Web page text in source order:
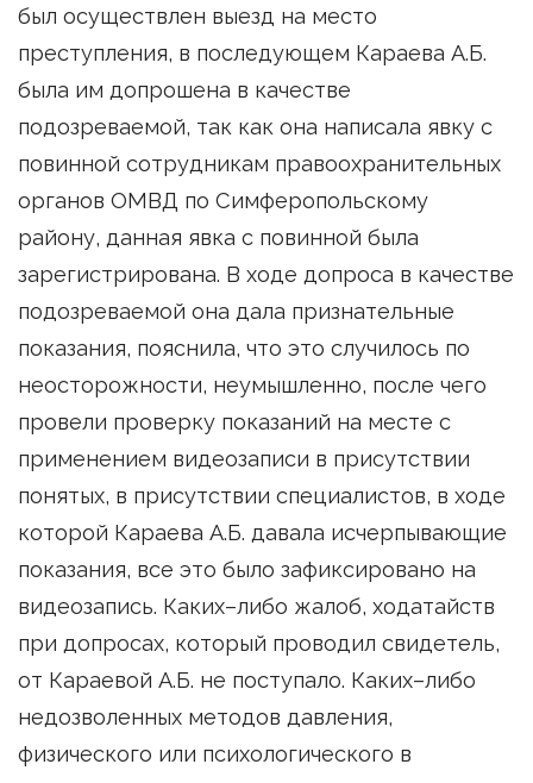
был осуществлен выезд на место
преступления, в последующем Караева А.Б.
была им допрошена в качестве
подозреваемой, так как она написала явку с
повинной сотрудникам правоохранительных
органов ОМВД по Симферопольскому
району, данная явка с повинной была
зарегистрирована. В ходе допроса в качестве
подозреваемой она дала признательные
показания, пояснила, что это случилось по
неосторожности, неумышленно, после чего
провели проверку показаний на месте с
применением видеозаписи в присутствии
понятых, в присутствии специалистов, в ходе
которой Караева А.Б. давала исчерпывающие
показания, все это было зафиксировано на
видеозапись. Каких–либо жалоб, ходатайств
при допросах, который проводил свидетель,
от Караевой А.Б. не поступало. Каких–либо
недозволенных методов давления,
физического или психологического в